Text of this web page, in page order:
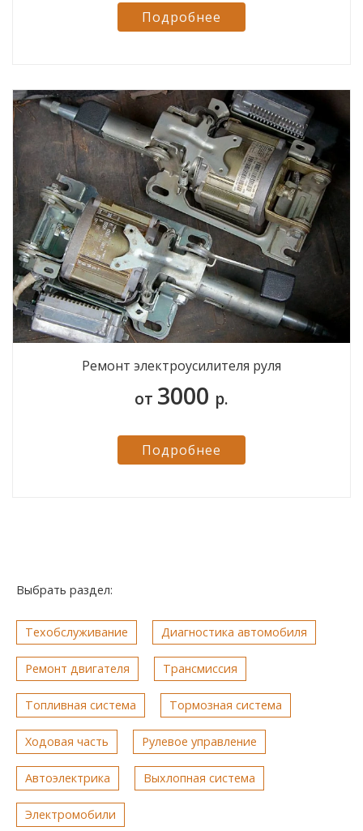
Подробнее
Ремонт электроусилителя руля
от 3000 р.
Подробнее
Выбрать раздел:
Техобслуживание Диагностика автомобиля
Ремонт двигателя Трансмиссия
Топливная система Тормозная система
Ходовая часть Рулевое управление
Автоэлектрика Выхлопная система
Электромобили